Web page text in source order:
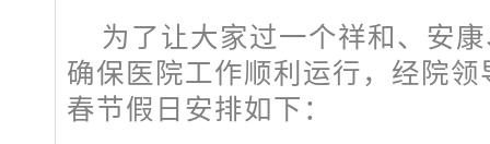
为了让大家过一个祥和、安
确保医院工作顺利运行，经院
春节假日安排如下：